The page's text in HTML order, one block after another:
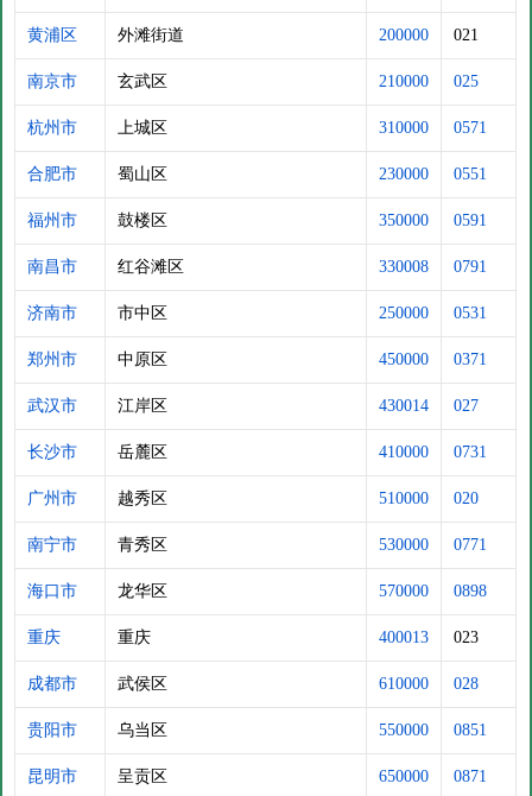
黄浦区 外滩街道 200000 021
南京市 玄武区 210000 025
杭州市 上城区 310000 0571
合肥市 蜀山区 230000 0551
福州市 鼓楼区 350000 0591
南昌市 红谷滩区 330008 0791
济南市 市中区 250000 0531
郑州市 中原区 450000 0371
武汉市 江岸区 430014 027
长沙市 岳麓区 410000 0731
广州市 越秀区 510000 020
南宁市 青秀区 530000 0771
海口市 龙华区 570000 0898
重庆 重庆 400013 023
成都市 武侯区 610000 028
贵阳市 乌当区 550000 0851
昆明市 呈贡区 650000 0871